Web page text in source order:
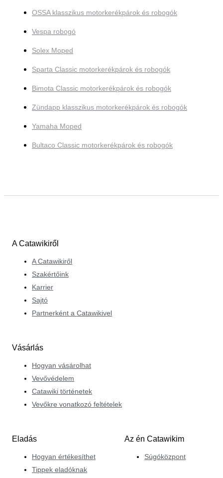
OSSA klasszikus motorkerékpárok és robogók
Vespa robogó
Solex Moped
Sparta Classic motorkerékpárok és robogók
Bimota Classic motorkerékpárok és robogók
Zündapp klasszikus motorkerékpárok és robogók
Yamaha Moped
Bultaco Classic motorkerékpárok és robogók
A Catawikiről
A Catawikiről
Szakértőink
Karrier
Sajtó
Partnerként a Catawikivel
Vásárlás
Hogyan vásárolhat
Vevővédelem
Catawiki történetek
Vevőkre vonatkozó feltételek
Eladás
Hogyan értékesíthet
Tippek eladóknak
Az én Catawikim
Súgóközpont